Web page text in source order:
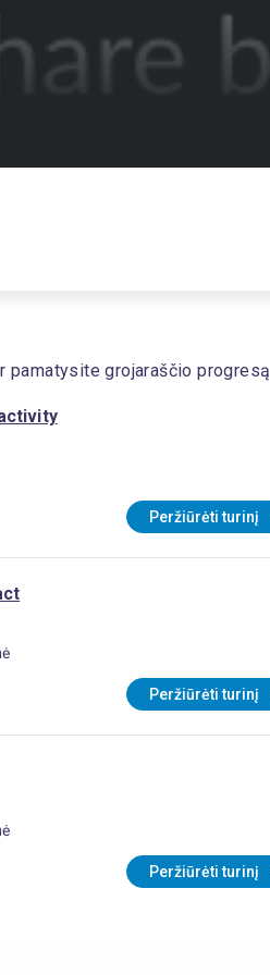
grojaraščio progresą
Peržiūrėti turinį
Peržiūrėti turinį
Peržiūrėti turinį